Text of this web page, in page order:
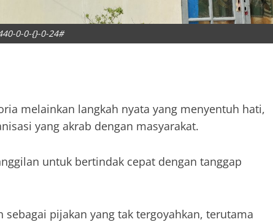
0-0-{}-0-24#
melainkan langkah nyata yang menyentuh hati,
yang akrab dengan masyarakat.
untuk bertindak cepat dengan tanggap
pijakan yang tak tergoyahkan, terutama